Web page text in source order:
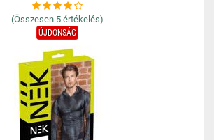
(Összesen 5 értékelés)
ÚJDONSÁG